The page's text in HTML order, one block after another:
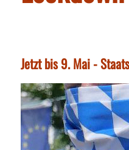
Jetzt bis 9. Mai -